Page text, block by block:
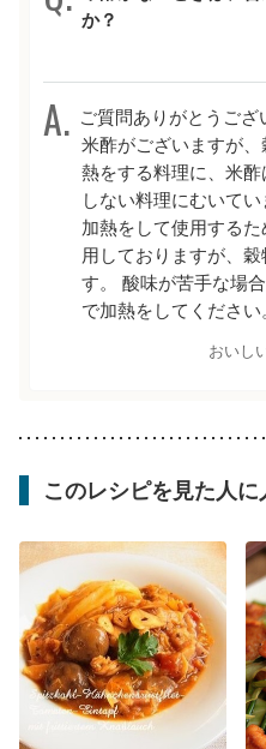
か？
ご質問ありがとうご
米酢がございますが
熱をする料理に、米
しない料理にむいて
加熱をして使用する
用しておりますが、
す。 酸味が苦手な場
で加熱をしてください
おいし
このレシピを見た人